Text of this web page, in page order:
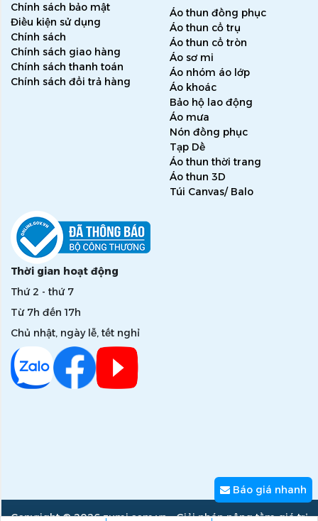
Chính sách bảo mật
Điều kiện sử dụng
Chính sách
Chính sách giao hàng
Chính sách thanh toán
Chính sách đổi trả hàng
Áo thun đồng phục
Áo thun cổ trụ
Áo thun cổ tròn
Áo sơ mi
Áo nhóm áo lớp
Áo khoác
Bảo hộ lao động
Áo mưa
Nón đồng phục
Tạp Dề
Áo thun thời trang
Áo thun 3D
Túi Canvas/ Balo
Thời gian hoạt động
Thứ 2 - thứ 7
Từ 7h đến 17h
Chủ nhật, ngày lễ, tết nghỉ
Copyright © 2026 zumi.com.vn - Giải pháp nâng tầm giá trị
Báo giá nhanh